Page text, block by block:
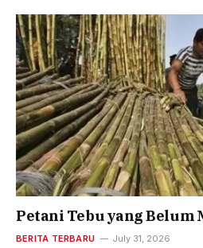
Petani Tebu yang Belum
BERITA TERBARU July 31, 2026